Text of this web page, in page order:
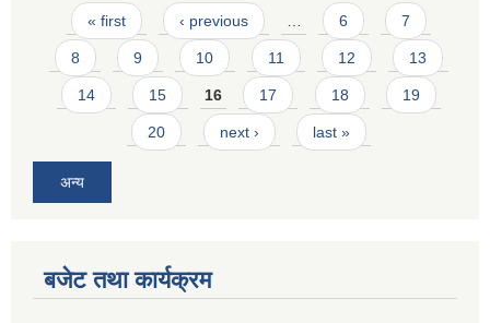
Pages
« first ‹ previous 6 7
8 9 10 11 12 13
14 15 16 17 18 19
20 next › last »
अन्य
बजेट तथा कार्यक्रम